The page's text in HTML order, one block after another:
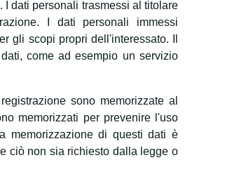
dati personali trasmessi al titolare
I dati personali immessi
gli scopi propri dell'interessato. Il
come ad esempio un servizio
sono memorizzate al
memorizzati per prevenire l'uso
memorizzazione di questi dati è
ciò non sia richiesto dalla legge o